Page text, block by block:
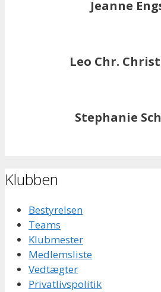
Jeanne
Leo Chr.
Stephanie
Klubben
Bestyrelsen
Teams
Klubmester
Medlemsliste
Vedtægter
Privatlivspolitik